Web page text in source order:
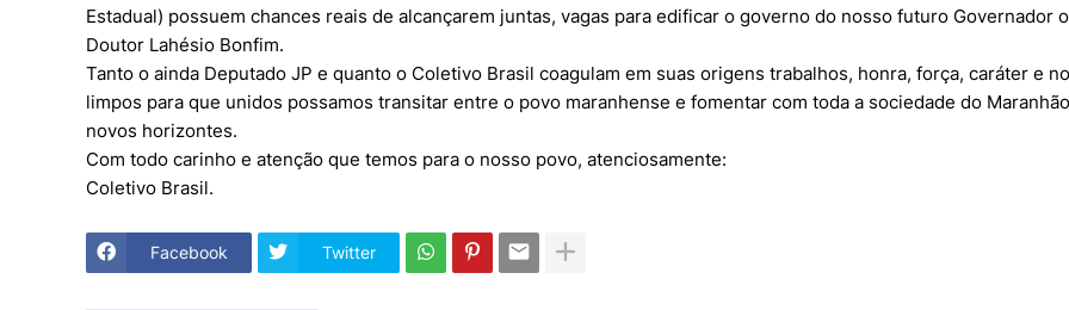
Estadual) possuem chances reais de alcançarem juntas, vagas para edificar o governo do nosso futuro Governador o
Doutor Lahésio Bonfim.
Tanto o ainda Deputado JP e quanto o Coletivo Brasil coagulam em suas origens trabalhos, honra, força, caráter e
limpos para que unidos possamos transitar entre o povo maranhense e fomentar com toda a sociedade do Maranhão
novos horizontes.
Com todo carinho e atenção que temos para o nosso povo, atenciosamente:
Coletivo Brasil.
Facebook Twitter